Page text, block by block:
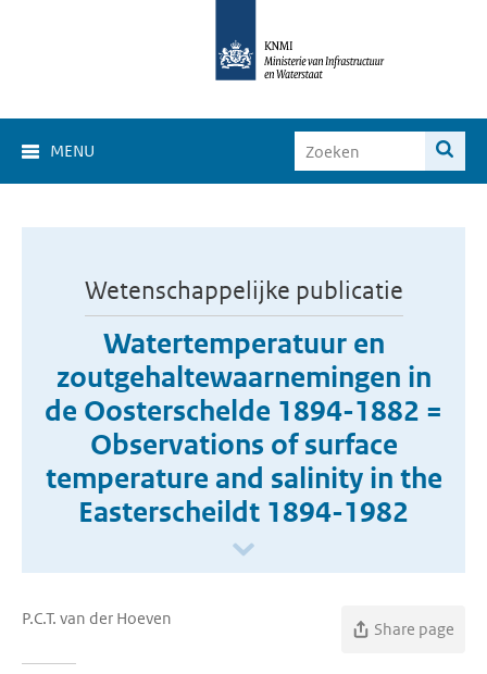
MENU
Wetenschappelijke publicatie
Watertemperatuur en
zoutgehaltewaarnemingen in
de Oosterschelde 1894-1882 =
Observations of surface
temperature and salinity in the
Easterscheildt 1894-1982
P.C.T. van der Hoeven
Share page